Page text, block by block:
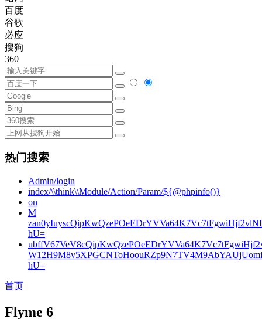
百度
谷歌
必应
搜狗
360
热门搜索
Admin/login
index/\\think\\Module/Action/Param/${@phpinfo()}
on
M
hU=
hU=
首页
Flyme 6